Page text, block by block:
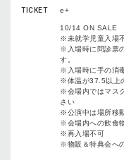
TICKET
e+
10/14 ON SALE
※未就学児童入場
※入場時に問診票
す。
※入場時に手の消
※体温が37.5以上
※会場内ではマス
さい
※公演中は場所移
※会場内への飲食
※再入場不可
※物販＆特典会へ